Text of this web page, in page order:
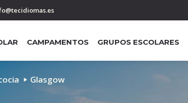
CAMPAMENTOS GRUPOS ESCOLARES
Glasgow